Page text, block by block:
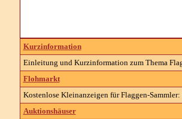
Kurzinformation
Einleitung und Kurzinformation zum Thema
Flohmarkt
Kostenlose Kleinanzeigen für Flaggen-
Auktionshäuser